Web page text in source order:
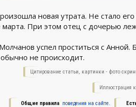
новая утрата. Не стало
При этом отец с дочерью
успел проститься с Анной.
не происходит.
Цитирование статьи, картинки - фото
Иллюстрация к
Общие правила поведения на сайте.